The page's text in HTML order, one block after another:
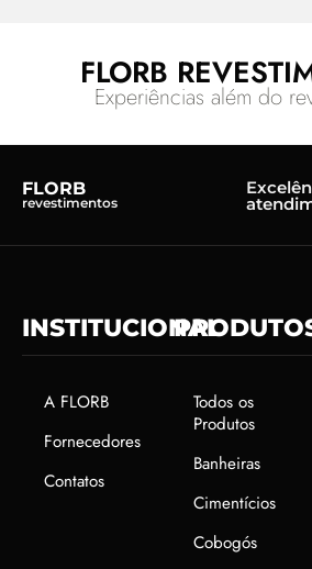
FLORB
Experiências além do
FLORB
revestimentos
INSTITUCIONAL
A FLORB
Fornecedores
Contatos
Todos os
Produtos
Banheiras
Cimentícios
Cobogós